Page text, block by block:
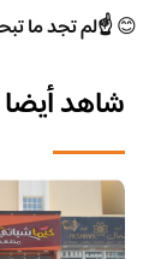
😊☝️لم تجد ما
شاهد أيضا